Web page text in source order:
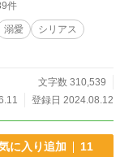
件
溺愛
シリアス
文字数 310,539
登録日 2024.08.12
に入り追加 11